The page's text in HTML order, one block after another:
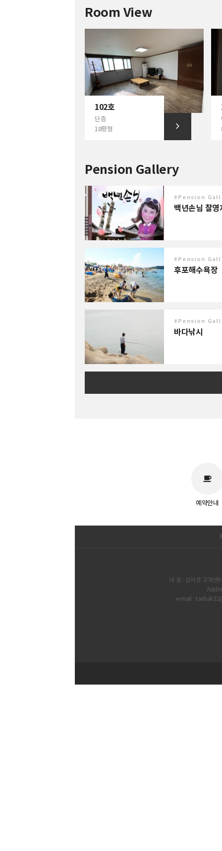
Room View
102호
단층
18평형
Pension Gallery
#Pension
백년손님 찰영
#Pension
후포해수욕장
#Pension
바다낚시
예약안내
대 표 : 김미경 고객
e-mail :